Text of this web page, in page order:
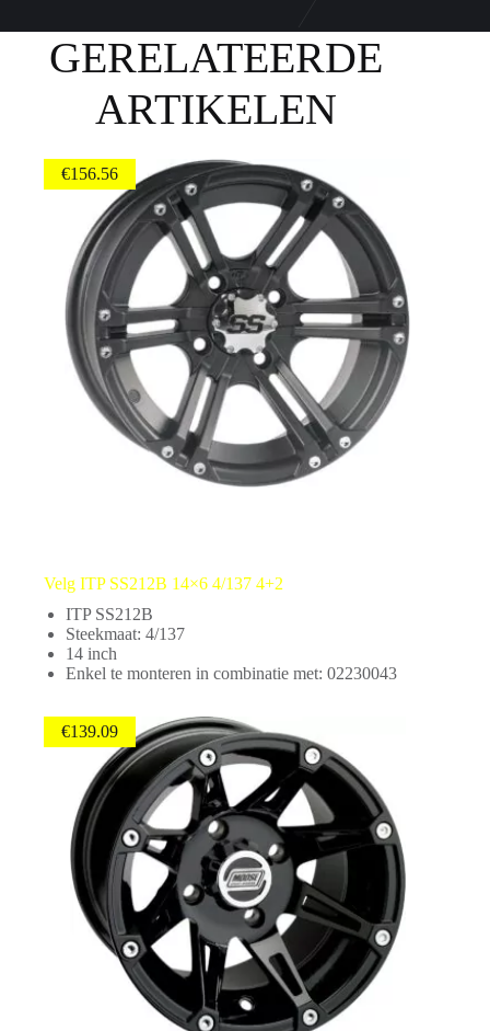
GERELATEERDE
ARTIKELEN
Velg ITP SS212B 14×6 4/137 4+2
€156.56
ITP SS212B
Steekmaat: 4/137
14 inch
Enkel te monteren in combinatie met: 02230043
€139.09